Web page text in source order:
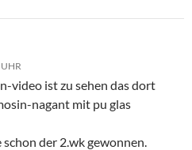
video ist zu sehen das dort
nagant mit pu glas
der 2.wk gewonnen.